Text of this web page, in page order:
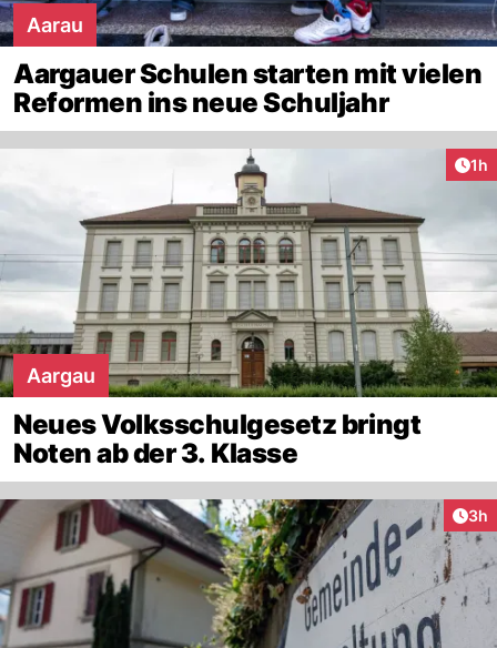
Aarau
Aargauer Schulen starten mit vielen
Reformen ins neue Schuljahr
1h
Aargau
Neues Volksschulgesetz bringt
Noten ab der 3. Klasse
3h